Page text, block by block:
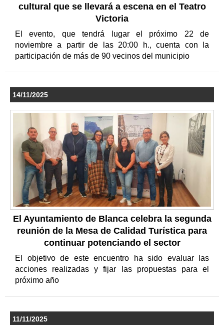
cultural que se llevará a escena en el Teatro
Victoria
El evento, que tendrá lugar el próximo 22 de
noviembre a partir de las 20:00 h., cuenta con la
participación de más de 90 vecinos del municipio
14/11/2025
El Ayuntamiento de Blanca celebra la segunda
reunión de la Mesa de Calidad Turística para
continuar potenciando el sector
El objetivo de este encuentro ha sido evaluar las
acciones realizadas y fijar las propuestas para el
próximo año
11/11/2025